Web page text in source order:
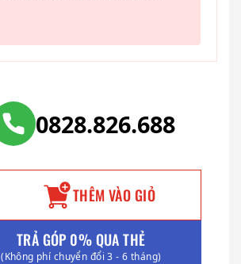
0828.826.688
THÊM VÀO GIỎ
TRẢ GÓP 0% QUA THẺ
(Không phí chuyển đổi 3 - 6 tháng)